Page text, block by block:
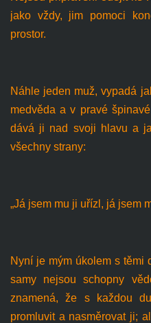
jako vždy, jim pomoci
prostor.
Náhle jeden muž, vypadá
medvěda a v pravé
dává ji nad svoji hlavu a
všechny strany:
„Já jsem mu ji uřízl, já jsem
Nyní je mým úkolem s těmi
samy nejsou schopny
znamená, že s každou
promluvit a nasměrovat ji;